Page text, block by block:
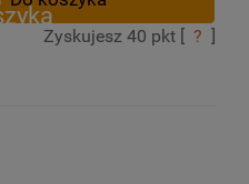
Zyskujesz 40 pkt [ ? ]